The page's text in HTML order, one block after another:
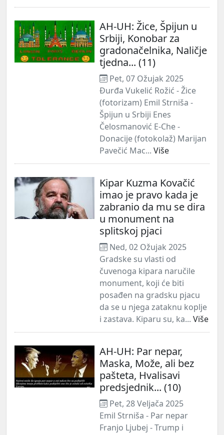
AH-UH: Žice, Špijun u
Srbiji, Konobar za
gradonačelnika, Naličje
tjedna... (11)
Pet, 07 Ožujak 2025
Đurđa Vukelić Rožić - Žice
(fotorizam) Emil Strniša -
Špijun u Srbiji Enes
Čelosmanović E-Che -
Donacije (fotokolaž) Marijan
Pavečić Mac... Više
Kipar Kuzma Kovačić
imao je pravo kada je
zabranio da mu se dira
u monument na
splitskoj pjaci
Ned, 02 Ožujak 2025
Gradske su vlasti od
čuvenoga kipara naručile
monument, koji će biti
posađen na gradsku pjacu
da se u njega zataknu koplje
i zastava. Kiparu su, ka... Više
AH-UH: Par nepar,
Maska, Može, ali bez
pašteta, Hvalisavi
predsjednik... (10)
Pet, 28 Veljača 2025
Emil Strniša - Par nepar
Franjo Ljubej - Trump i